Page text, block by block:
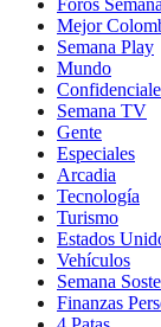
Mejor
Semana Play
Mundo
Semana TV
Gente
Especiales
Arcadia
Tecnología
Turismo
Estados
Vehículos
Semana
Finanzas